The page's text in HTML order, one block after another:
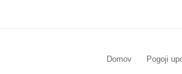
Domov Pogoji